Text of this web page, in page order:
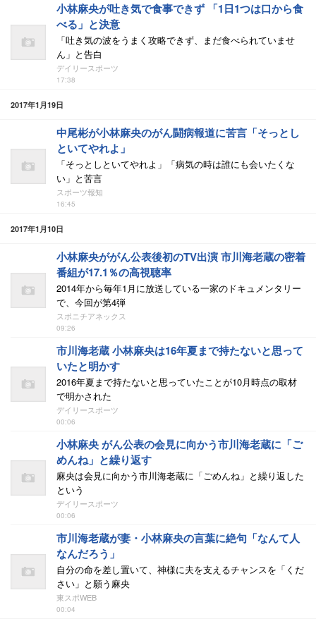
小林麻央が吐き気で食事できず 「1日1つは口から食
べる」と決意
「吐き気の波をうまく攻略できず、まだ食べられていませ
ん」と告白
デイリースポーツ
17:38
2017年1月19日
中尾彬が小林麻央のがん闘病報道に苦言「そっとし
といてやれよ」
「そっとしといてやれよ」「病気の時は誰にも会いたくな
い」と苦言
スポーツ報知
16:45
2017年1月10日
小林麻央ががん公表後初のTV出演 市川海老蔵の密着
番組が17.1％の高視聴率
2014年から毎年1月に放送している一家のドキュメンタリー
で、今回が第4弾
スポニチアネックス
09:26
市川海老蔵 小林麻央は16年夏まで持たないと思って
いたと明かす
2016年夏まで持たないと思っていたことが10月時点の取材
で明かされた
デイリースポーツ
00:06
小林麻央 がん公表の会見に向かう市川海老蔵に「ご
めんね」と繰り返す
麻央は会見に向かう市川海老蔵に「ごめんね」と繰り返した
という
デイリースポーツ
00:06
市川海老蔵が妻・小林麻央の言葉に絶句「なんて人
なんだろう」
自分の命を差し置いて、神様に夫を支えるチャンスを「くだ
さい」と願う麻央
東スポWEB
00:04